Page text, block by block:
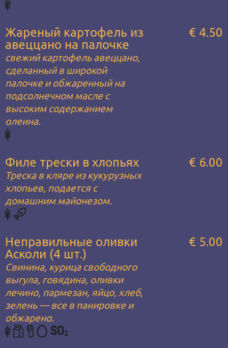
Жареный картофель из
авеццано на палочке
свежий картофель авеццано,
сделанный в широкой
палочке и обжаренный на
подсолнечном масле с
высоким содержанием
олеина.
€ 4.50
Филе трески в хлопьях
Треска в кляре из кукурузных
хлопьев, подается с
домашним майонезом.
€ 6.00
Неправильные оливки
Асколи (4 шт.)
Свинина, курица свободного
выгула, говядина, оливки
лечино, пармезан, яйцо, хлеб,
зелень — все в панировке и
обжарено.
€ 5.00